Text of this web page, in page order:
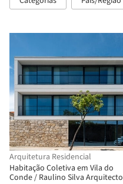
Arquitetura Residencial
Habitação Coletiva em Vila do
Conde / Raulino Silva Arquitecto